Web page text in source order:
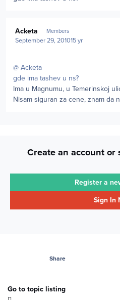
Acketa Members
September 29, 201015 yr
@ Acketa
gde ima tashev u ns?
Ima u Magnumu, u Temerinskoj
Nisam siguran za cene, znam da
Create an account
Register a
Sign In
Share
Go to topic listing